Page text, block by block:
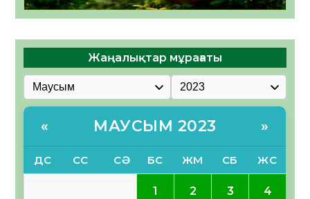
Жаңалықтар мұрағаты
« МАУСЫМ 2023 »
ДС СС СӘ БС ЖМ СБ ЖС
1 2 3 4